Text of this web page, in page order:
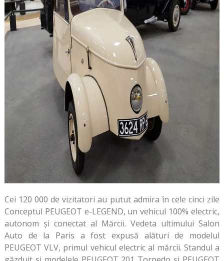
Cei 120 000 de vizitatori au putut admira în cele cinci zile
Conceptul PEUGEOT e-LEGEND, un vehicul 100% electric,
autonom și conectat al Mărcii. Vedeta ultimului Salon
Auto de la Paris a fost expusă alături de modelul
PEUGEOT VLV, primul vehicul electric al mărcii. Standul a